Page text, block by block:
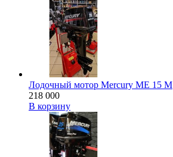
Лодочный мотор Mercury ME 15 M
218 000
В корзину